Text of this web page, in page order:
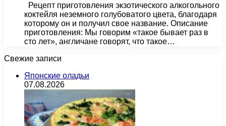
Рецепт приготовления экзотического алкогольного
коктейля неземного голубоватого цвета, благодаря
которому он и получил свое название. Описание
приготовления: Мы говорим «такое бывает раз в
сто лет», англичане говорят, что такое…
Свежие записи
Японские оладьи
07.08.2026